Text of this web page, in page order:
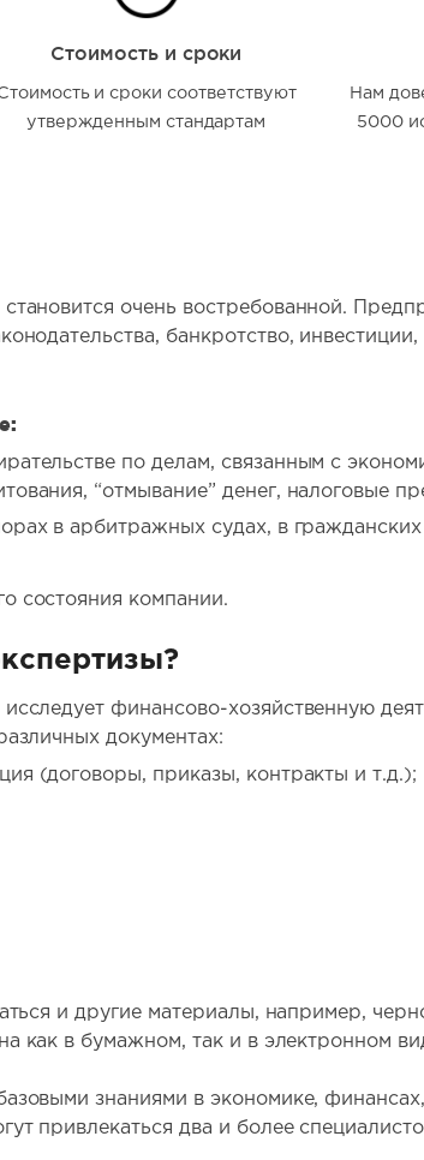
Стоимость и сроки
и сроки соответствуют
утвержденным стандартам
Нам
5000
очень востребованной.
банкротство,
по делам, связанным с
“отмывание” денег, налоговые
в арбитражных судах, в гражданских
состояния компании.
финансово-хозяйственную
документах:
(договоры, приказы, контракты и т.д.);
и другие материалы, например,
как в бумажном, так и в электронном
знаниями в экономике,
привлекаться два и более